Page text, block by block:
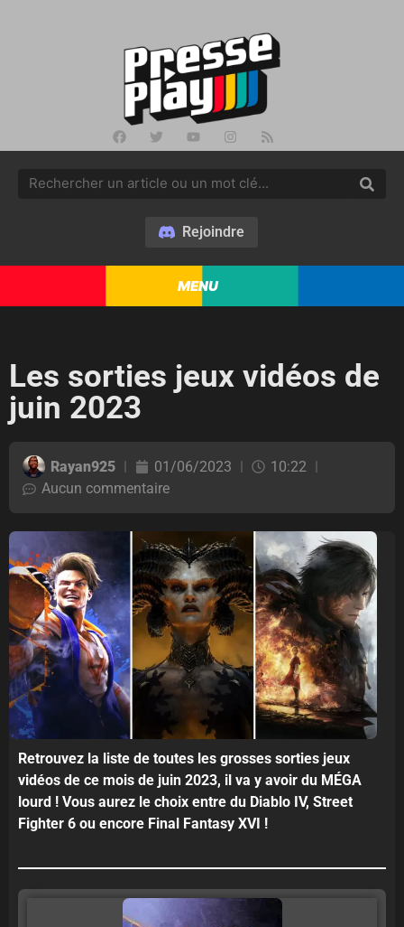
Rejoindre
MENU
Les sorties jeux vidéos de
juin 2023
Rayan925 01/06/2023
10:22
Aucun commentaire
Retrouvez la liste de toutes les grosses sorties jeux
vidéos de ce mois de juin 2023, il va y avoir du MÉGA
lourd ! Vous aurez le choix entre du Diablo IV, Street
Fighter 6 ou encore Final Fantasy XVI !